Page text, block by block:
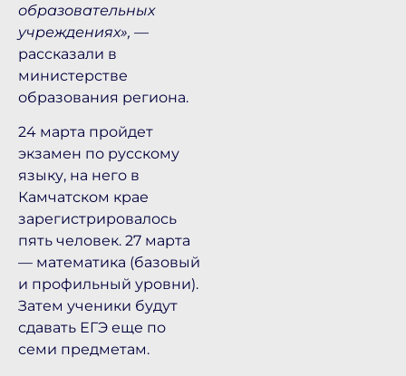
образовательных
учреждениях», —
рассказали в
министерстве
образования региона.
24 марта пройдет
экзамен по русскому
языку, на него в
Камчатском крае
зарегистрировалось
пять человек. 27 марта
— математика (базовый
и профильный уровни).
Затем ученики будут
сдавать ЕГЭ еще по
семи предметам.